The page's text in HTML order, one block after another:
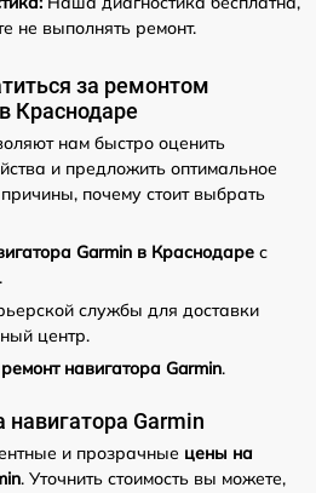
не выполнять ремонт.
за ремонтом
Краснодаре
нам быстро оценить
и предложить оптимальное
почему стоит выбрать
Garmin в Краснодаре с
службы для доставки
центр.
навигатора Garmin.
Garmin
и прозрачные цены на
. Уточнить стоимость вы можете,